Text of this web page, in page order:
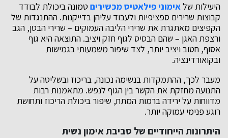
היעילות שלאימוני פילאטיס מכשירים טמונה ביכולת לבודד
קבוצות שרירים ספציפיות ולעבוד עליהן בדייקנות. ההתנגדות של
הקפיצים מאתגרת את שרירי הליבה העמוקים – שרירי הבטן, הגב
ורצפת האגן – שהם הבסיס לגוף חזק ויציב. התוצאה היא גוף
אסוף, חטוב ויציב יותר, לצד שיפור משמעותי בגמישות
ובקואורדינציה.
מעבר לכך, ההתמקדות בנשימה נכונה, בריכוז ובשליטה על
התנועה מחזקת את הקשר בין הגוף לנפש. מתאמנות רבות
מדווחות על ירידה ברמות המתח, שיפור ביכולת הריכוז ותחושת
רוגע פנימי עמוקה יותר.
היתרונות הייחודיים של סביבת אימון נשית